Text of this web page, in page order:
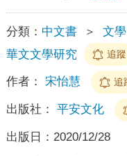
分類： 中文書 ＞ 文學
華文文學研究
追蹤
作者： 宋怡慧 追
出版社： 平安文化
出版日： 2020/12/28